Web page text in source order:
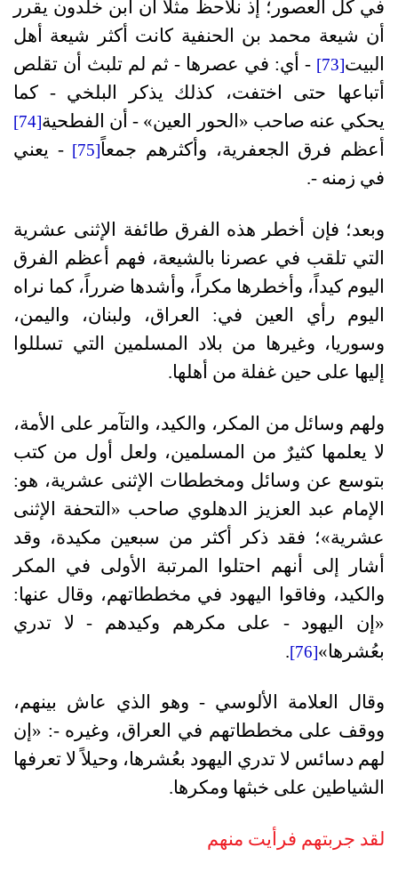
في كل العصور؛ إذ نلاحظ مثلاً أن ابن خلدون يقرر
أن شيعة محمد بن الحنفية كانت أكثر شيعة أهل
البيت[73]
- أي: في عصرها - ثم لم تلبث أن تقلص
أتباعها حتى اختفت، كذلك يذكر البلخي - كما
يحكي عنه صاحب «الحور العين» - أن الفطحية[74]
أعظم فرق الجعفرية، وأكثرهم جمعاً[75]
- يعني
في زمنه -.
وبعد؛ فإن أخطر هذه الفرق طائفة الإثنى عشرية
التي تلقب في عصرنا بالشيعة، فهم أعظم الفرق
اليوم كيداً، وأخطرها مكراً، وأشدها ضرراً، كما نراه
اليوم رأي العين في: العراق، ولبنان، واليمن،
وسوريا، وغيرها من بلاد المسلمين التي تسللوا
إليها على حين غفلة من أهلها.
ولهم وسائل من المكر، والكيد، والتآمر على الأمة،
لا يعلمها كثيرٌ من المسلمين، ولعل أول من كتب
بتوسع عن وسائل ومخططات الإثنى عشرية، هو:
الإمام عبد العزيز الدهلوي صاحب «التحفة الإثنى
عشرية»؛ فقد ذكر أكثر من سبعين مكيدة، وقد
أشار إلى أنهم احتلوا المرتبة الأولى في المكر
والكيد، وفاقوا اليهود في مخططاتهم، وقال عنها:
«إن اليهود - على مكرهم وكيدهم - لا تدري
بعُشرها»[76]
.
وقال العلامة الألوسي - وهو الذي عاش بينهم،
ووقف على مخططاتهم في العراق، وغيره -: «إن
لهم دسائس لا تدري اليهود بعُشرها، وحيلاً لا تعرفها
الشياطين على خبثها ومكرها.
لقد جربتهم فرأيت منهم